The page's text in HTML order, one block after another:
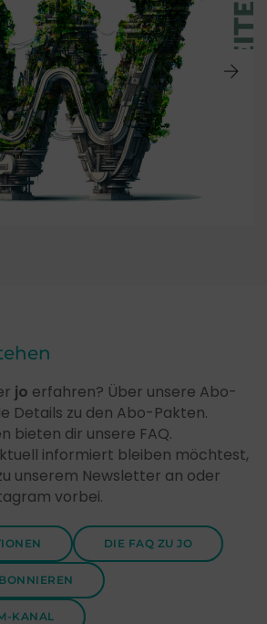
jo erfahren? Über unsere Abo-
Details zu den Abo-Pakten.
bieten dir unsere FAQ.
informiert bleiben möchtest,
unserem Newsletter an oder
vorbei.
DIE FAQ ZU JO
KANAL